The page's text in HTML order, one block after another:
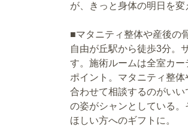
が、きっと身体の明日を変
■マタニティ整体や産後の
自由が丘駅から徒歩3分。
す。施術ルームは全室カ
ポイント。マタニティ整
合わせて相談するのがい
の姿がシャンとしている